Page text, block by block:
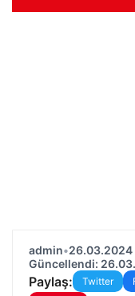
admin•26.03.2024
Güncellendi:
Paylaş: Twitter